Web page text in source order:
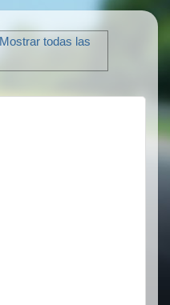
Mostrar todas las